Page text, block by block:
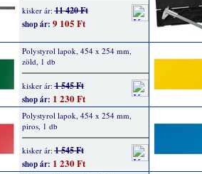
kisker ár:11 420 Ft
shop ár: 9 105 Ft
Polystyrol lapok, 454 x 254 mm,
zöld, 1 db
kisker ár:1 545 Ft
shop ár: 1 230 Ft
Polystyrol lapok, 454 x 254 mm,
piros, 1 db
kisker ár:1 545 Ft
shop ár: 1 230 Ft